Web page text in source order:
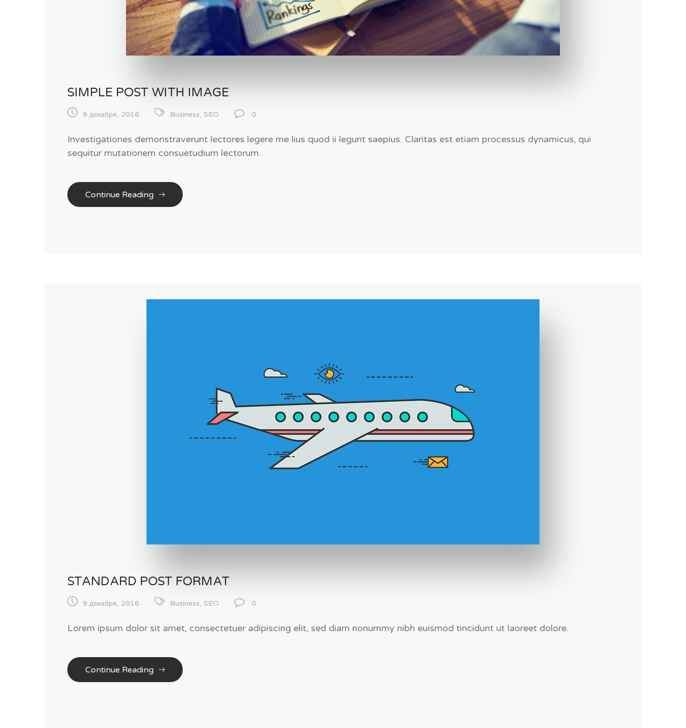
SIMPLE POST WITH IMAGE
9 декабря, 2016 Business, SEO 0
Investigationes demonstraverunt lectores legere me lius quod ii legunt saepius. Claritas est etiam processus dynamicus, qui
sequitur mutationem consuetudium lectorum.
Continue Reading
STANDARD POST FORMAT
9 декабря, 2016 Business, SEO 0
Lorem ipsum dolor sit amet, consectetuer adipiscing elit, sed diam nonummy nibh euismod tincidunt ut laoreet dolore.
Continue Reading